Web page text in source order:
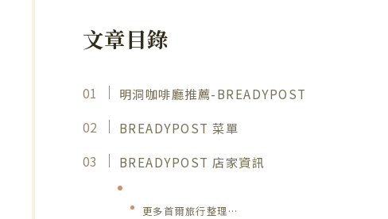
文章目錄
明洞咖啡廳推薦-BREADYPOST
BREADYPOST 菜單
BREADYPOST 店家資訊
更多首爾旅行整理…